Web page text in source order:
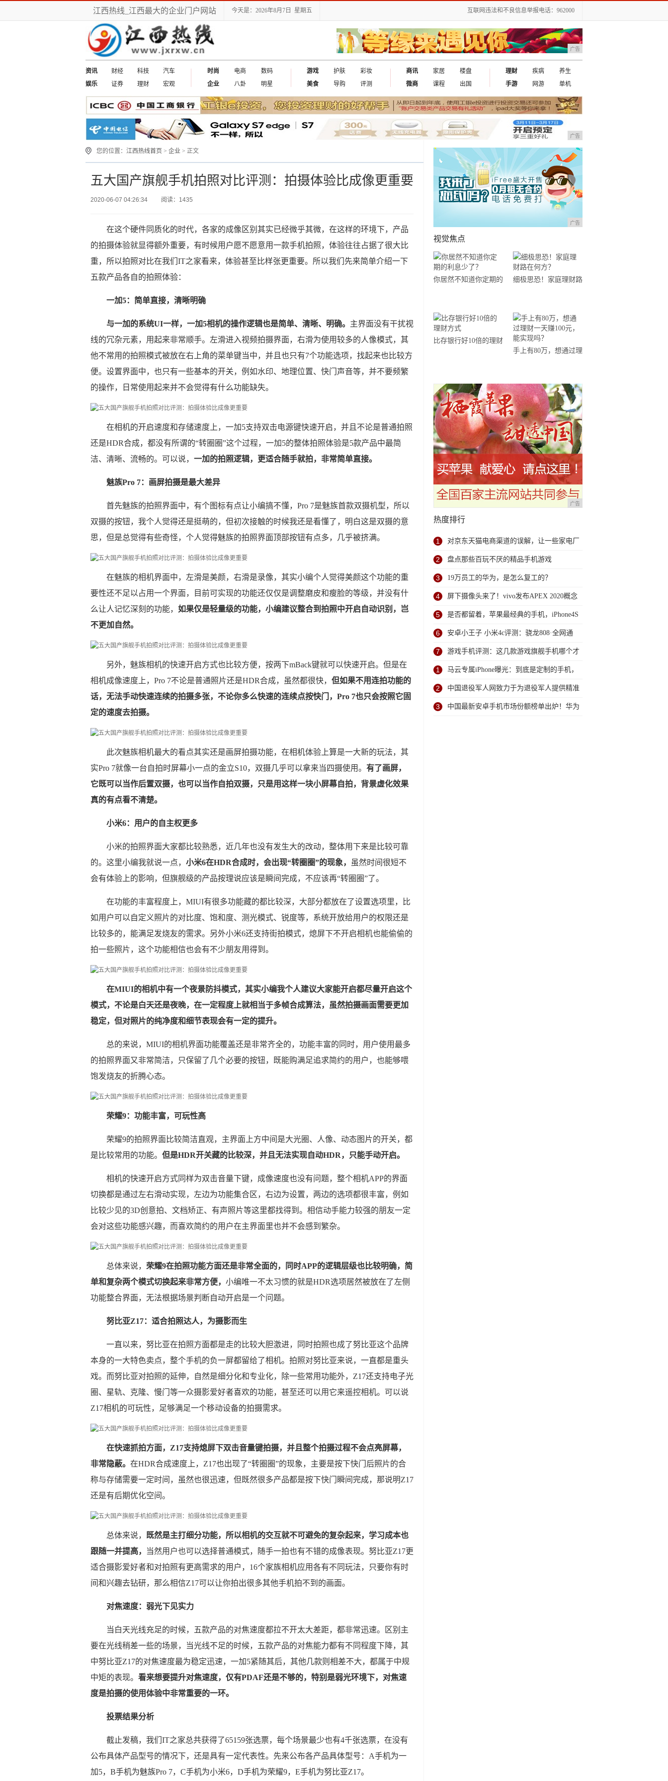
江西热线_江西最大的企业门户网站 今天是：2026年8月7日 星期五 互联网违法和不良信息举报电话：962000
广告
资讯 财经 科技
汽车
娱乐
证券 理财 宏观
时尚 电商
数码
企业
八卦 明星
游戏 护肤
彩妆
美食
导购 评测
商讯 家居
楼盘
微商
课程 出国
理财 疾病
养生
手游
网游 单机
广告
您的位置： 江西热线首页 > 企业 > 正文
五大国产旗舰手机拍照对比评测：拍摄体验比成像更重要
2020-06-07 04:26:34 阅读：1435
在这个硬件同质化的时代，各家的成像区别其实已经微乎其微，在这样的环境下，产品
的拍摄体验就显得额外重要，有时候用户愿不愿意用一款手机拍照，体验往往占据了很大比
重，所以拍照对比在我们IT之家看来，体验甚至比样张更重要。所以我们先来简单介绍一下
五款产品各自的拍照体验：
一加5：简单直接，清晰明确
与一加的系统UI一样，一加5相机的操作逻辑也是简单、清晰、明确。 主界面没有干扰视
线的冗杂元素，用起来非常顺手。左滑进入视频拍摄界面，右滑为使用较多的人像模式，其
他不常用的拍照模式被放在右上角的菜单键当中，并且也只有7个功能选项，找起来也比较方
便。设置界面中，也只有一些基本的开关，例如水印、地理位置、快门声音等，并不要频繁
的操作，日常使用起来并不会觉得有什么功能缺失。
在相机的开启速度和存储速度上，一加5支持双击电源键快速开启，并且不论是普通拍照
还是HDR合成，都没有所谓的“转圈圈”这个过程，一加5的整体拍照体验是5款产品中最简
洁、清晰、流畅的。可以说， 一加的拍照逻辑，更适合随手就拍，非常简单直接。
魅族Pro 7：画屏拍摄是最大差异
首先魅族的拍照界面中，有个图标有点让小编搞不懂，Pro 7是魅族首款双摄机型，所以
双摄的按钮，我个人觉得还是挺萌的，但初次接触的时候我还是看懂了，明白这是双摄的意
思，但是总觉得有些奇怪，个人觉得魅族的拍照界面顶部按钮有点多，几乎被挤满。
在魅族的相机界面中，左滑是美颜，右滑是录像，其实小编个人觉得美颜这个功能的重
要性还不足以占用一个界面，目前可实现的功能还仅仅是调整磨皮和瘦脸的等级，并没有什
么让人记忆深刻的功能， 如果仅是轻量级的功能，小编建议整合到拍照中开启自动识别，岂
不更加自然。
另外，魅族相机的快速开启方式也比较方便，按两下mBack键就可以快速开启。但是在
相机成像速度上，Pro 7不论是普通照片还是HDR合成，虽然都很快， 但如果不用连拍功能的
话，无法手动快速连续的拍摄多张，不论你多么快速的连续点按快门，Pro 7也只会按照它固
定的速度去拍摄。
此次魅族相机最大的看点其实还是画屏拍摄功能，在相机体验上算是一大新的玩法，其
实Pro 7就像一台自拍时屏幕小一点的金立S10，双摄几乎可以拿来当四摄使用。 有了画屏，
它既可以当作后置双摄，也可以当作自拍双摄，只是用这样一块小屏幕自拍，背景虚化效果
真的有点看不清楚。
小米6：用户的自主权更多
小米的拍照界面大家都比较熟悉，近几年也没有发生大的改动，整体用下来是比较可靠
的。这里小编我就说一点， 小米6在HDR合成时，会出现“转圈圈”的现象，
虽然时间很短不
会有体验上的影响，但旗舰级的产品按理说应该是瞬间完成，不应该再“转圈圈”了。
在功能的丰富程度上，MIUI有很多功能藏的都比较深，大部分都放在了设置选项里，比
如用户可以自定义照片的对比度、饱和度、测光模式、锐度等，系统开放给用户的权限还是
比较多的，能满足发烧友的需求。另外小米6还支持街拍模式，熄屏下不开启相机也能偷偷的
拍一些照片，这个功能相信也会有不少朋友用得到。
在MIUI的相机中有一个夜景防抖模式，其实小编我个人建议大家能开启都尽量开启这个
模式，不论是白天还是夜晚，在一定程度上就相当于多帧合成算法，虽然拍摄画面需要更加
稳定，但对照片的纯净度和细节表现会有一定的提升。
总的来说，MIUI的相机界面功能覆盖还是非常齐全的，功能丰富的同时，用户使用最多
的拍照界面又非常简洁，只保留了几个必要的按钮，既能购满足追求简约的用户，也能够喂
饱发烧友的折腾心态。
荣耀9：功能丰富，可玩性高
荣耀9的拍照界面比较简洁直观，主界面上方中间是大光圈、人像、动态图片的开关，都
是比较常用的功能。 但是HDR开关藏的比较深，并且无法实现自动HDR，只能手动开启。
相机的快速开启方式同样为双击音量下键，成像速度也没有问题，整个相机APP的界面
切换都是通过左右滑动实现，左边为功能集合区，右边为设置，两边的选项都很丰富，例如
比较少见的3D创意拍、文档矫正、有声照片等这里都找得到。相信动手能力较强的朋友一定
会对这些功能感兴趣，而喜欢简约的用户在主界面里也并不会感到繁杂。
总体来说， 荣耀9在拍照功能方面还是非常全面的，同时APP的逻辑层级也比较明确，简
单和复杂两个模式切换起来非常方便， 小编唯一不太习惯的就是HDR选项居然被放在了左侧
功能整合界面，无法根据场景判断自动开启是一个问题。
努比亚Z17：适合拍照达人，为摄影而生
一直以来，努比亚在拍照方面都是走的比较大胆激进，同时拍照也成了努比亚这个品牌
本身的一大特色卖点，整个手机的负一屏都留给了相机。拍照对努比亚来说，一直都是重头
戏。而努比亚对拍照的延伸，自然是细分化和专业化，除一些常用功能外，Z17还支持电子光
圈、星轨、克隆、慢门等一众摄影爱好者喜欢的功能，甚至还可以用它来遥控相机。可以说
Z17相机的可玩性，足够满足一个移动设备的拍摄需求。
在快速抓拍方面，Z17支持熄屏下双击音量键拍摄，并且整个拍摄过程不会点亮屏幕，
非常隐蔽。 在HDR合成速度上，Z17也出现了“转圈圈”的现象，主要是按下快门后照片的合
称与存储需要一定时间，虽然也很迅速，但既然很多产品都是按下快门瞬间完成，那说明Z17
还是有后期优化空间。
总体来说， 既然是主打细分功能，所以相机的交互就不可避免的复杂起来，学习成本也
跟随一并提高，
当然用户也可以选择普通模式，随手一拍也有不错的成像表现。努比亚Z17更
适合摄影爱好者和对拍照有更高需求的用户，16个家族相机应用各有不同玩法，只要你有时
间和兴趣去钻研，那么相信Z17可以让你拍出很多其他手机拍不到的画面。
对焦速度：弱光下见实力
当白天光线充足的时候，五款产品的对焦速度都拉不开太大差距，都非常迅速。区别主
要在光线稍差一些的场景，当光线不足的时候，五款产品的对焦能力都有不同程度下降，其
中努比亚Z17的对焦速度最为稳定迅速，一加5紧随其后，其他几款则相差不大，都属于中规
中矩的表现。 看来想要提升对焦速度，仅有PDAF还是不够的，特别是弱光环境下，对焦速
度是拍摄的使用体验中非常重要的一环。
投票结果分析
截止发稿，我们IT之家总共获得了65159张选票，每个场景最少也有4千张选票，在没有
公布具体产品型号的情况下，还是具有一定代表性。先来公布各产品具体型号：A手机为一
加5，B手机为魅族Pro 7，C手机为小米6，D手机为荣耀9，E手机为努比亚Z17。
广告
视觉焦点
你居然不知道你定期的
细极思恐！家庭理财路
比存银行好10倍的理财
手上有80万，想通过理
广告
热度排行
1 对京东天猫电商渠道的误解，让一些家电厂
商今后2年走向死胡同
2 盘点那些百玩不厌的精品手机游戏
3 19万员工的华为，是怎么复工的？
4 屏下摄像头来了！vivo发布APEX 2020概念
手机
5 是否都留着，苹果最经典的手机，iPhone4S
黑白情侣手机
6 安卓小王子 小米4c评测：骁龙808·全网通
2.0·边缘触控
7 游戏手机评测：这几款游戏旗舰手机哪个才
是你的菜？
1 马云专属iPhone曝光：到底是定制的手机，
还是定制的手机壳？
2 中国退役军人网致力于为退役军人提供精准
服务
3 中国最新安卓手机市场份额榜单出炉！华为